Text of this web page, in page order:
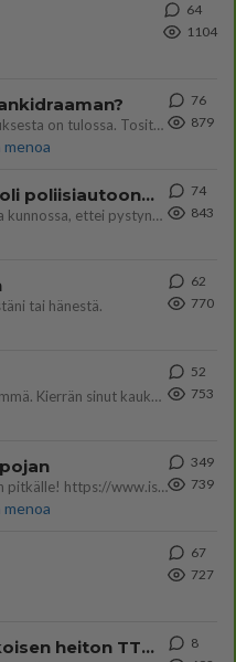
64
1104
Uusi draamasarja järkyttävästä tapauksesta on tulossa. Tositapahtumiin perustuva sarja ammentaa vuoden 1986 Mikkelin pan
menoa
76
879
Iäkäs Jämsäläinen mies kuoli poliisiautoon matkalla Jyväskylän putkaan
Iäkäs vanhus humalassa niin huonossa kunnossa, ettei pystynyt huolehtimaan itsestään niin ainoa apu sillä hetkellä oli
74
843
tai hänestä.
62
770
Olet pelkkä itsestään liikoja luuleva ämmä. Kierrän sinut kaukaa nyt ja aina. Olit mulle pelkkä lelu vaan.
52
753
Nyt menee kissalan poikien touhu liian pitkälle! https://www.is.fi/kotimaa/art-2000012193221.html Karu video mopomiiti
menoa
349
739
67
727
Ernest Lawson täräytti erikoisen heiton TTK-lehdistötilaisuudessa: " Onko tässä tarkoituksena...?"
8